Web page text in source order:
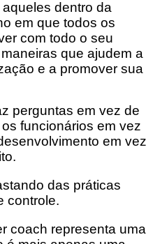
dentro da
em que todos os
com todo o seu
que ajudem a
e a promover sua
perguntas em vez de
funcionários em vez
em vez
das práticas
controle.
coach representa uma